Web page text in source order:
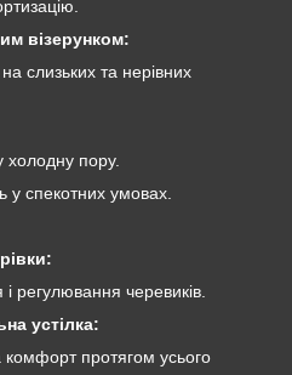
візерунком:
на слизьких та нерівних
холодну пору.
у спекотних умовах.
регулювання черевиків.
устілка:
комфорт протягом усього